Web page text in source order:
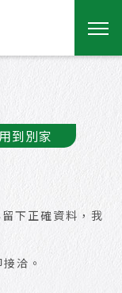
到別家
下正確資料，我
洽。